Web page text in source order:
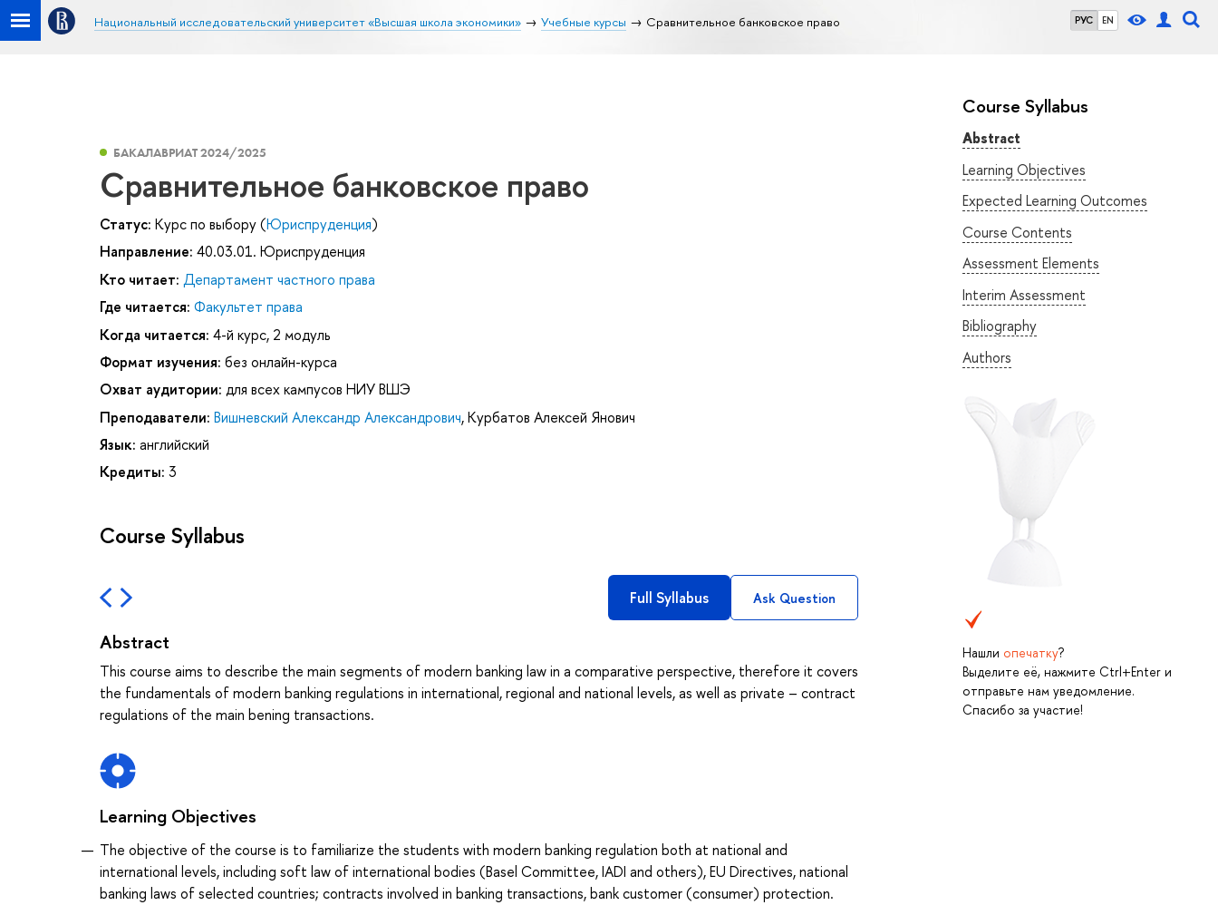
РУС EN
Национальный исследовательский университет «Высшая школа экономики» Учебные курсы Сравнительное банковское право
Course Syllabus
Abstract
Learning Objectives
Expected Learning Outcomes
Course Contents
Assessment Elements
Interim Assessment
Bibliography
Authors
Нашли опечатку?
Выделите её, нажмите Ctrl+Enter и
отправьте нам уведомление.
Спасибо за участие!
БАКАЛАВРИАТ 2024/2025
Сравнительное банковское право
Статус: Курс по выбору (Юриспруденция)
Направление: 40.03.01. Юриспруденция
Кто читает: Департамент частного права
Где читается: Факультет права
Когда читается: 4-й курс, 2 модуль
Формат изучения: без онлайн-курса
Охват аудитории: для всех кампусов НИУ ВШЭ
Преподаватели: Вишневский Александр Александрович,Курбатов Алексей Янович
Язык: английский
Кредиты: 3
Course Syllabus
Full Syllabus Ask Question
Abstract
This course aims to describe the main segments of modern banking law in a comparative perspective, therefore it covers
the fundamentals of modern banking regulations in international, regional and national levels, as well as private – contract
regulations of the main bening transactions.
Learning Objectives
The objective of the course is to familiarize the students with modern banking regulation both at national and
international levels, including soft law of international bodies (Basel Committee, IADI and others), EU Directives, national
banking laws of selected countries; contracts involved in banking transactions, bank customer (consumer) protection.